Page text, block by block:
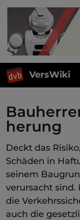
VersWiki
herung
Deckt das
Schäden in
seinem
verursacht
die
auch die